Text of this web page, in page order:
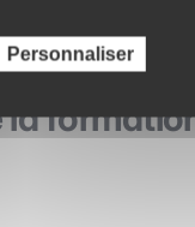
la
Personnaliser